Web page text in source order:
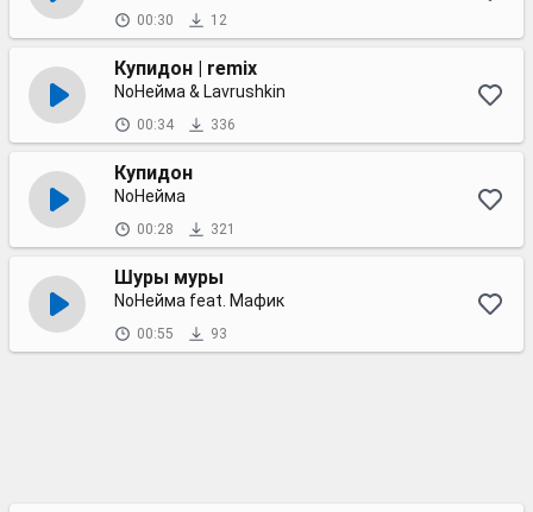
00:30 12
Купидон | remix
NoНейма & Lavrushkin
00:34 336
Купидон
NoНейма
00:28 321
Шуры муры
NoНейма feat. Мафик
00:55 93